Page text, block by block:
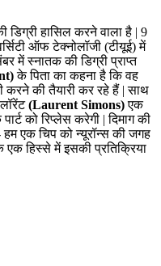
हासिल करने वाला है | 9
ऑफ टेक्नोलॉजी (टीयूई) में
में स्नातक की डिग्री प्राप्त
के पिता का कहना है कि वह
करने की तैयारी कर रहे हैं | साथ
(Laurent Simons)एक
को रिप्लेस करेगी | दिमाग की
एक चिप को न्यूरॉन्स की जगह
हिस्से में इसकी प्रतिक्रिया